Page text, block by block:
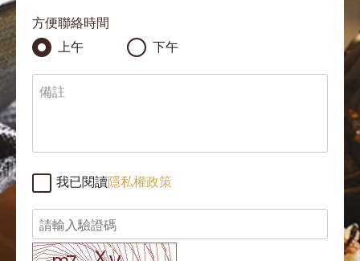
方便聯絡時間
上午
下午
我已閱讀隱私權政策